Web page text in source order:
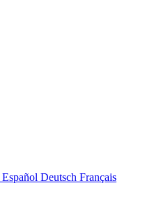
Español Deutsch Français